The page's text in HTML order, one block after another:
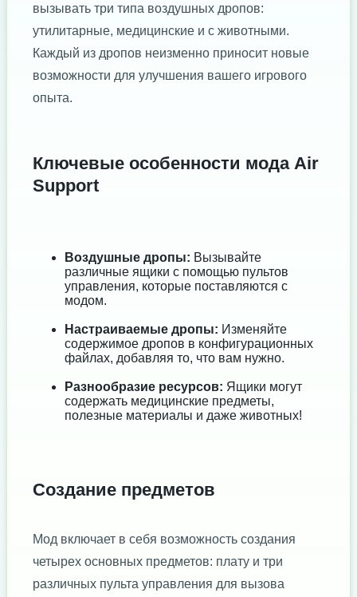
вызывать три типа воздушных дропов:
утилитарные, медицинские и с животными.
Каждый из дропов неизменно приносит новые
возможности для улучшения вашего игрового
опыта.
Ключевые особенности мода Air
Support
Воздушные дропы: Вызывайте
различные ящики с помощью пультов
управления, которые поставляются с
модом.
Настраиваемые дропы: Изменяйте
содержимое дропов в конфигурационных
файлах, добавляя то, что вам нужно.
Разнообразие ресурсов: Ящики могут
содержать медицинские предметы,
полезные материалы и даже животных!
Создание предметов
Мод включает в себя возможность создания
четырех основных предметов: плату и три
различных пульта управления для вызова